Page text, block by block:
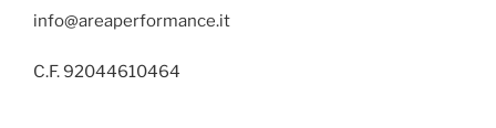
info@areaperformance.it
C.F. 92044610464